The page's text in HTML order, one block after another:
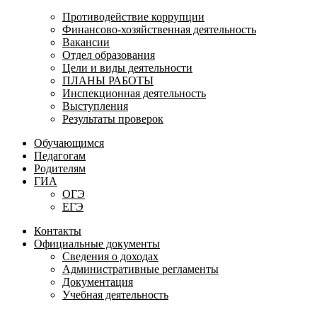
Противодействие коррупции
Финансово-хозяйственная деятельность
Вакансии
Отдел образования
Цели и виды деятельности
ПЛАНЫ РАБОТЫ
Инспекционная деятельность
Выступления
Результаты проверок
Обучающимся
Педагогам
Родителям
ГИА
ОГЭ
ЕГЭ
Контакты
Официальные документы
Сведения о доходах
Административные регламенты
Документация
Учебная деятельность